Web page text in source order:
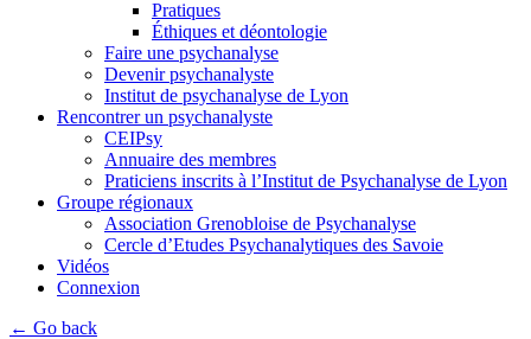
Pratiques
Éthiques et déontologie
Faire une psychanalyse
Devenir psychanalyste
Institut de psychanalyse de Lyon
Rencontrer un psychanalyste
CEIPsy
Annuaire des membres
Praticiens inscrits à l’Institut de Psychanalyse de Lyon
Groupe régionaux
Association Grenobloise de Psychanalyse
Cercle d’Etudes Psychanalytiques des Savoie
Vidéos
Connexion
← Go back